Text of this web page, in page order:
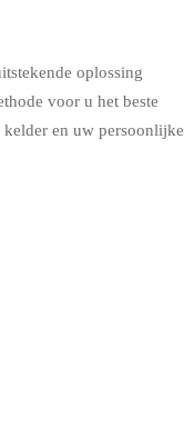
oplossing
voor u het beste
en uw persoonlijke